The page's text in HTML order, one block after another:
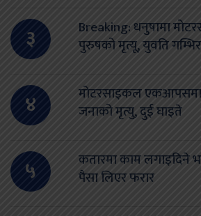
३
Breaking: धनुषामा
पुरुषको मृत्यू, युवति गम्भिर
४
मोटरसाइकल
जनाको मृत्यु, दुई घाइते
५
कतारमा काम लगाइदिने
पैसा लिएर फरार